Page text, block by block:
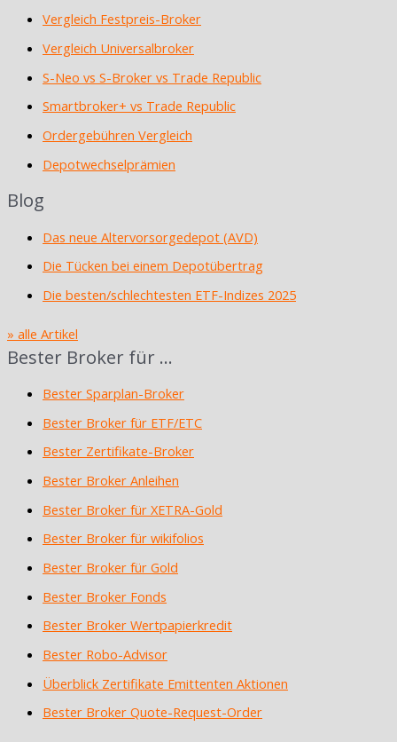
Vergleich Festpreis-Broker
Vergleich Universalbroker
S-Neo vs S-Broker vs Trade Republic
Smartbroker+ vs Trade Republic
Ordergebühren Vergleich
Depotwechselprämien
Blog
Das neue Altervorsorgedepot (AVD)
Die Tücken bei einem Depotübertrag
Die besten/schlechtesten ETF-Indizes 2025
» alle Artikel
Bester Broker für …
Bester Sparplan-Broker
Bester Broker für ETF/ETC
Bester Zertifikate-Broker
Bester Broker Anleihen
Bester Broker für XETRA-Gold
Bester Broker für wikifolios
Bester Broker für Gold
Bester Broker Fonds
Bester Broker Wertpapierkredit
Bester Robo-Advisor
Überblick Zertifikate Emittenten Aktionen
Bester Broker Quote-Request-Order